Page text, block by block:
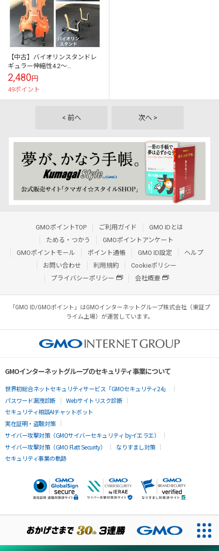
【中古】バイオリンスタンドレ
ギュラー伸縮性4.2～
18cm×13.5cm 左右ホルダー幅
7cm5cm
2,480円
49ポイント
< 前へ 次へ >
GMOポイントTOP ご利用ガイド
GMO IDとは
ためる・つかう
GMOポイントアンケート
GMOポイントモール
ポイント通帳 GMO ID設定
ヘルプ
お問い合わせ
利用規約
Cookieポリシー
プライバシーポリシー
会社概要
「GMO ID/GMOポイント」はGMOインターネットグループ株式会社（東証プ
ライム上場）が運営しています。
GMOインターネットグループのセキュリティ事業について
世界初総合ネットセキュリティサービス「GMOセキュリティ24」
パスワード漏洩診断
Webサイトリスク診断
セキュリティ相談AIチャットボット
実在証明・盗聴対策
サイバー攻撃対策（GMOサイバーセキュリティ byイエラエ）
サイバー攻撃対策（GMO Flatt Security）
なりすまし対策
セキュリティ事業の軌跡